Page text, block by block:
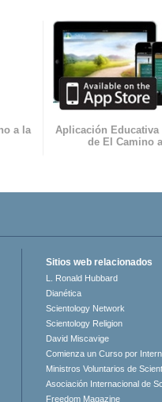
a la
Aplicación
de El Camino
Sitios web relacionados
L. Ronald Hubbard
Dianética
Scientology Network
Scientology Religion
David Miscavige
Comienza un Curso por
Ministros Voluntarios de
Asociación Internacional de
Freedom Magazine